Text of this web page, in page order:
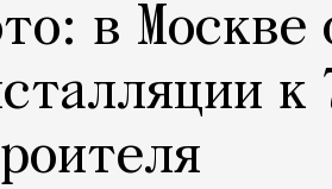
в Москве
к